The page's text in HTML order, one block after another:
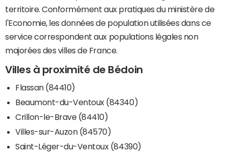
territoire. Conformément aux pratiques du ministère de
l'Economie, les données de population utilisées dans ce
service correspondent aux populations légales non
majorées des villes de France.
Villes à proximité de Bédoin
Flassan (84410)
Beaumont-du-Ventoux (84340)
Crillon-le-Brave (84410)
Villes-sur-Auzon (84570)
Saint-Léger-du-Ventoux (84390)